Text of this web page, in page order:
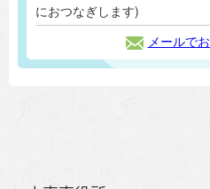
におつなぎします)
メールで